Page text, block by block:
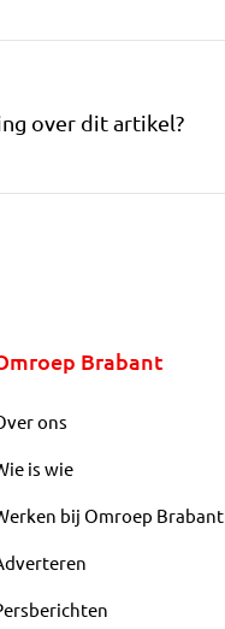
over dit artikel?
Brabant
ons
is wie
bij Omroep Brabant